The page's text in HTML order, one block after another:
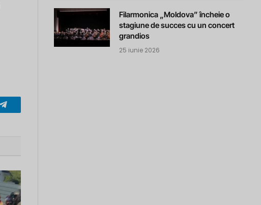
Telegram
Filarmonica „Moldova” încheie o
stagiune de succes cu un concert
grandios
25 iunie 2026